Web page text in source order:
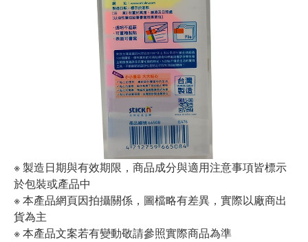
※ 製造日期與有效期限，商品成分與適用注意事項皆標示
於包裝或產品中
※ 本產品網頁因拍攝關係，圖檔略有差異，實際以廠商出
貨為主
※ 本產品文案若有變動敬請參照實際商品為準